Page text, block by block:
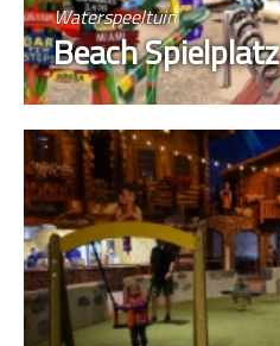
Waterspeeltuin
Beach Spielplatz